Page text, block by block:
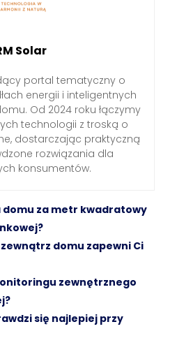
Solar
portal tematyczny o
energii i inteligentnych
Od 2024 roku łączymy
technologii z troską o
dostarczając praktyczną
rozwiązania dla
konsumentów.
domu za metr kwadratowy
domu zapewni Ci
zewnętrznego
się najlepiej przy